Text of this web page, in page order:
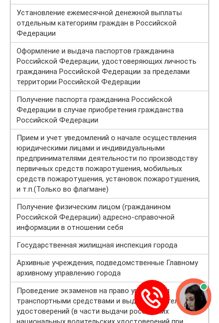
Установление ежемесячной денежной выплаты
отдельным категориям граждан в Российской
Федерации
Оформление и выдача паспортов гражданина
Российской Федерации, удостоверяющих личность
гражданина Российской Федерации за пределами
территории Российской Федерации
Получение паспорта гражданина Российской
Федерации в случае приобретения гражданства
Российской Федерации
Прием и учет уведомлений о начале осуществления
юридическими лицами и индивидуальными
предпринимателями деятельности по производству
первичных средств пожаротушения, мобильных
средств пожаротушения, установок пожаротушения,
и т.п.(Только во флагмане)
Получение физическим лицом (гражданином
Российской Федерации) адресно-справочной
информации в отношении себя
Государственная жилищная инспекция города
Архивные учреждения, подведомственные Главному
архивному управлению города
Прoведение экзаменов на право управления
транспортными средствами и выдача водительских
удостоверений (в части выдачи российских